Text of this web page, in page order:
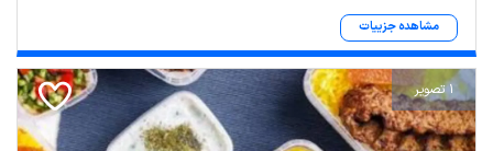
مشاهده جزییات
1 تصویر